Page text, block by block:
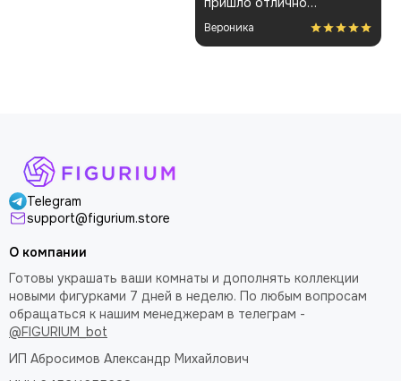
упакованным. Отдельная
благодарность за
покраску модели.
Вероника
Telegram
support@figurium.store
О компании
Готовы украшать ваши комнаты и дополнять коллекции
новыми фигурками 7 дней в неделю. По любым вопросам
обращаться к нашим менеджерам в телеграм -
@FIGURIUM_bot
ИП Абросимов Александр Михайлович